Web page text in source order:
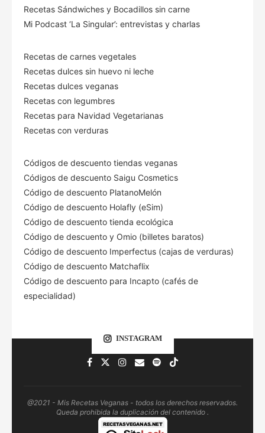
Recetas Sándwiches y Bocadillos sin carne
Mi Podcast ‘La Singular’: entrevistas y charlas
Recetas de carnes vegetales
Recetas dulces sin huevo ni leche
Recetas dulces veganas
Recetas con legumbres
Recetas para Navidad Vegetarianas
Recetas con verduras
Códigos de descuento tiendas veganas
Códigos de descuento Saigu Cosmetics
Código de descuento PlatanoMelón
Código de descuento Holafly (eSim)
Código de descuento tienda ecológica
Código de descuento y Omio (billetes baratos)
Código de descuento Imperfectus (cajas de verduras)
Código de descuento Matchaflix
Código de descuento para Incapto (cafés de
especialidad)
INSTAGRAM
@2021 - Mis Recetas Veganas - todos los derechos reservados.
Queda prohibida la duplicación del contenido .